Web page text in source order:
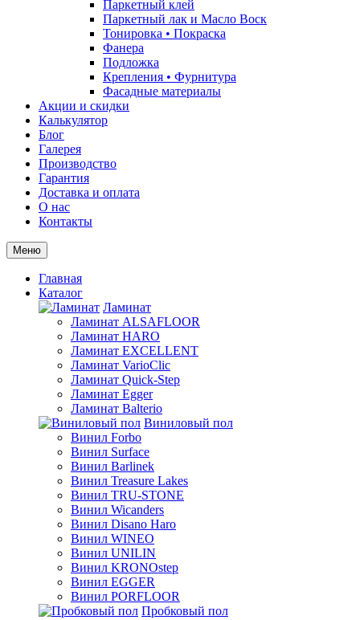
Паркетный клей
Паркетный лак и Масло Воск
Тонировка • Покраска
Фанера
Подложка
Крепления • Фурнитура
Фасадные материалы
Акции и скидки
Калькулятор
Блог
Галерея
Производство
Гарантия
Доставка и оплата
О нас
Контакты
Меню
Главная
Каталог
Ламинат
Ламинат ALSAFLOOR
Ламинат HARO
Ламинат EXCELLENT
Ламинат VarioClic
Ламинат Quick-Step
Ламинат Egger
Ламинат Balterio
Виниловый пол
Винил Forbo
Винил Surface
Винил Barlinek
Винил Treasure Lakes
Винил TRU-STONE
Винил Wicanders
Винил Disano Haro
Винил WINEO
Винил UNILIN
Винил KRONOstep
Винил EGGER
Винил PORFLOOR
Пробковый пол